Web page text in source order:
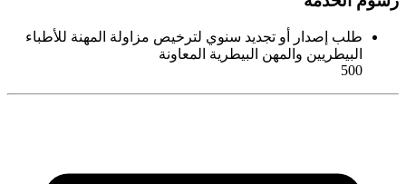
طلب إصدار أو تجديد سنوي لترخيص مزاولة المهنة للأطباء
البيطريين والمهن البيطرية المعاونة
500